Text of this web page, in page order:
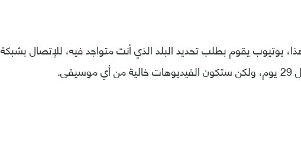
يوتيوب يقوم بطلب تحديد البلد الذي أنت متواجد فيه، للإتصال بشبكة